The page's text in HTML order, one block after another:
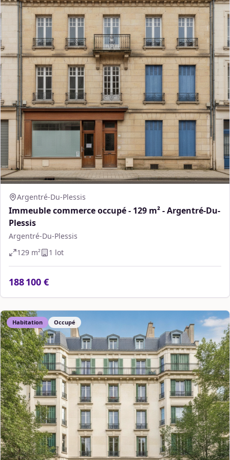
Argentré-Du-Plessis
Immeuble commerce occupé - 129 m² - Argentré-Du-
Plessis
Argentré-Du-Plessis
129 m² 1 lot
188 100 €
Habitation Occupé